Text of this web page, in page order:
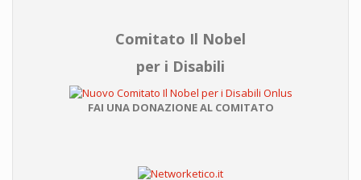
Comitato Il Nobel
per i Disabili
FAI UNA DONAZIONE AL COMITATO